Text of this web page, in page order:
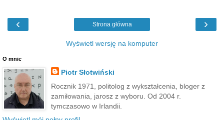
‹ ›
Strona główna
Wyświetl wersję na komputer
O mnie
Piotr Słotwiński
Rocznik 1971, politolog z wykształcenia, bloger z
zamiłowania, jarosz z wyboru. Od 2004 r.
tymczasowo w Irlandii.